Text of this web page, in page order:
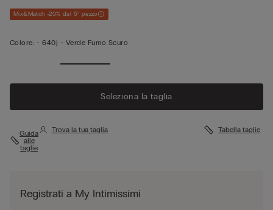
Mix&Match -20% dal 5° pezzo
Colore: -640j - Verde Fumo Scuro
Seleziona la taglia
Guida
alle
taglie
Trova la tua taglia Tabella taglie
Registrati a My Intimissimi